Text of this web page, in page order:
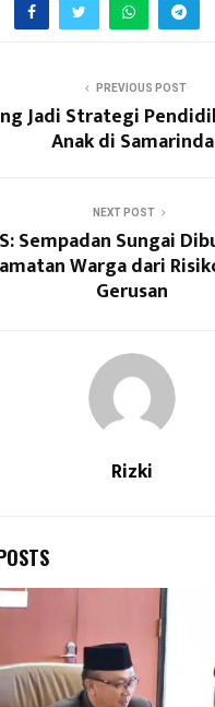
PREVIOUS POST
Jadi Strategi
Anak di Samarinda
NEXT POST
Sempadan Sungai
Warga dari
Gerusan
Rizki